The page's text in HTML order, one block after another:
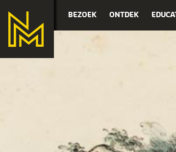
BEZOEK ONTDEK